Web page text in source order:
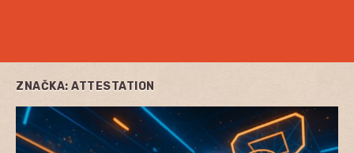
ZNAČKA: ATTESTATION